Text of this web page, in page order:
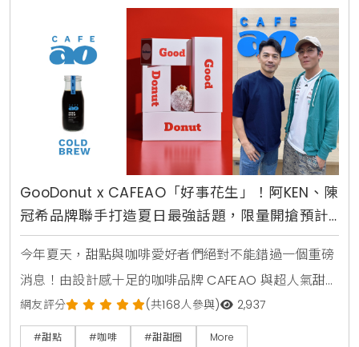
子，更是一場充滿「儀式感」的溫馨時光。蓮花餐廳泰
國蝦買一送一 啤酒無限暢飲超值組合喜愛海鮮的饕客們
有福了！板橋凱撒
GooDonut x CAFEAO「好事花生」！阿KEN、陳
冠希品牌聯手打造夏日最強話題，限量開搶預計
引爆社群
今年夏天，甜點與咖啡愛好者們絕對不能錯過一個重磅
消息！由設計感十足的咖啡品牌 CAFEAO 與超人氣甜甜
圈名店 GooDonut 攜手合作，推出限定聯名商品，自
6月22日起正式上市。這場別開生面的創意合作，不僅
網友評分 (共168人參與) 2,937
#甜點 #咖啡 #甜甜圈 More